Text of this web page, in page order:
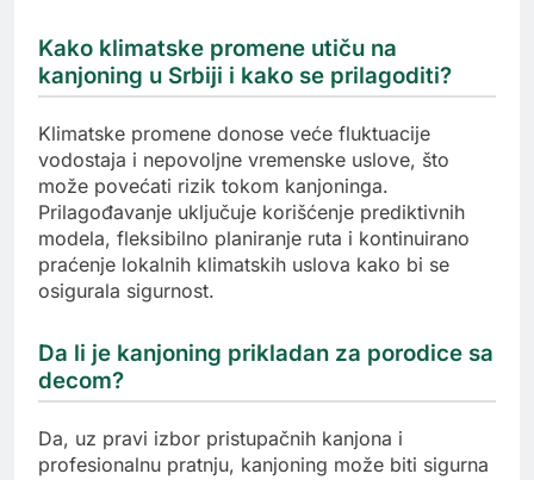
Kako klimatske promene utiču na
kanjoning u Srbiji i kako se prilagoditi?
Klimatske promene donose veće fluktuacije
vodostaja i nepovoljne vremenske uslove, što
može povećati rizik tokom kanjoninga.
Prilagođavanje uključuje korišćenje prediktivnih
modela, fleksibilno planiranje ruta i kontinuirano
praćenje lokalnih klimatskih uslova kako bi se
osigurala sigurnost.
Da li je kanjoning prikladan za porodice sa
decom?
Da, uz pravi izbor pristupačnih kanjona i
profesionalnu pratnju, kanjoning može biti sigurna